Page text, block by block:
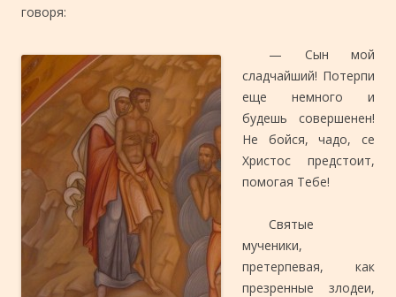
говоря:
— Сын мой
сладчайший! Потерпи
еще немного и
будешь совершенен!
Не бойся, чадо, се
Христос предстоит,
помогая Тебе!
Святые
мученики,
претерпевая, как
презренные злодеи,